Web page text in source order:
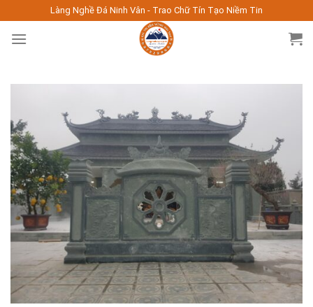
to
content
Làng Nghề Đá Ninh Vân - Trao Chữ Tín Tạo Niềm Tin